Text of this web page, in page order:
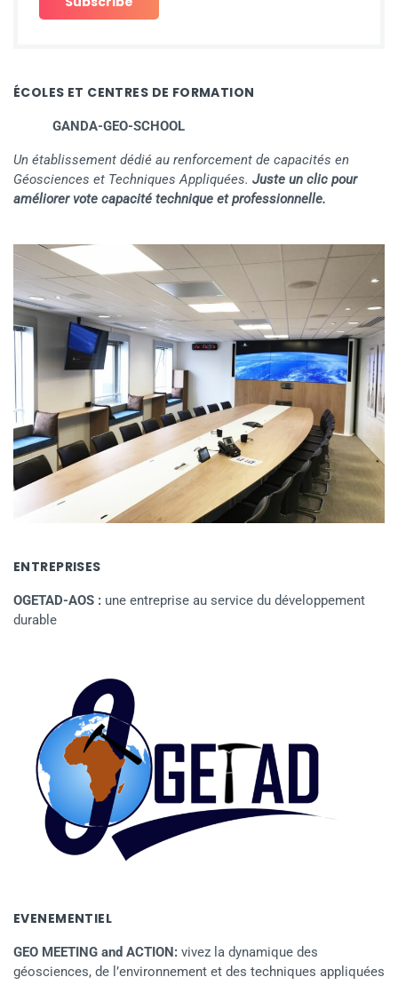
ÉCOLES ET CENTRES DE FORMATION
GANDA-GEO-SCHOOL
Un établissement dédié au renforcement de capacités en
Géosciences et Techniques Appliquées. Juste un clic pour
améliorer vote capacité technique et professionnelle.
ENTREPRISES
OGETAD-AOS : une entreprise au service du développement
durable
EVENEMENTIEL
GEO MEETING and ACTION: vivez la dynamique des
géosciences, de l’environnement et des techniques appliquées